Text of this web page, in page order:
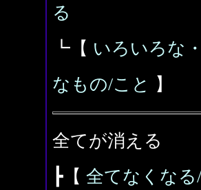
る
┗【 いろいろな
なもの/こと
】
全てが消える
┣【 全てなくなる